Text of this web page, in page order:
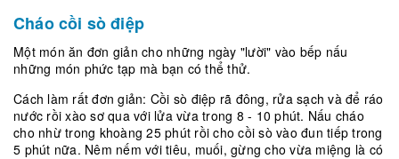
Cháo cồi sò điệp
Một món ăn đơn giản cho những ngày "lười" vào bếp nấu
những món phức tạp mà bạn có thể thử.
Cách làm rất đơn giản: Cồi sò điệp rã đông, rửa sạch và để ráo
nước rồi xào sơ qua với lửa vừa trong 8 - 10 phút. Nấu cháo
cho nhừ trong khoàng 25 phút rồi cho cồi sò vào đun tiếp trong
5 phút nữa. Nêm nếm với tiêu, muối, gừng cho vừa miệng là có